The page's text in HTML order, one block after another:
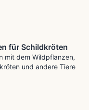
für Schildkröten
mit dem Wildpflanzen,
und andere Tiere